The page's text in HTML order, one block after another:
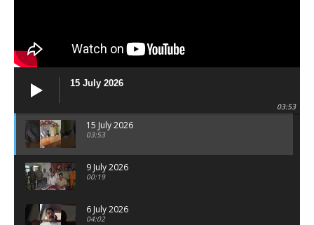
15 July 2026
03:53
15 July 2026
03:53
9 July 2026
00:19
6 July 2026
04:02